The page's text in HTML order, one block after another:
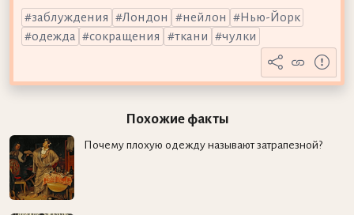
заблуждения
Лондон нейлон
Нью-Йорк
одежда
сокращения ткани чулки
Похожие факты
Почему плохую одежду называют затрапезной?